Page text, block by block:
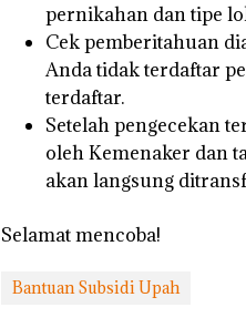
pernikahan dan tipe
Cek pemberitahuan
Anda tidak terdaftar
terdaftar.
Setelah pengecekan
oleh Kemenaker dan
akan langsung
Selamat mencoba!
Bantuan Subsidi Upah